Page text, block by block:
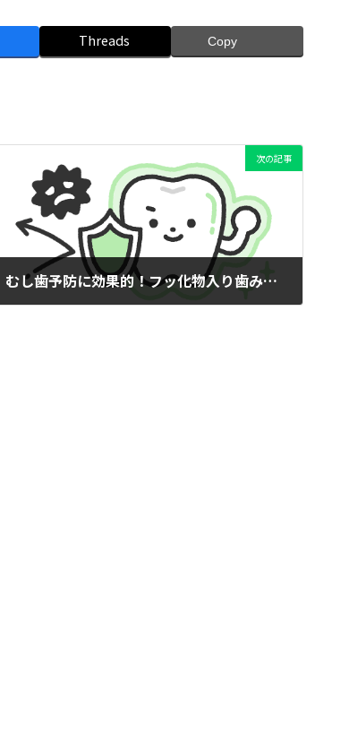
Threads Copy
次の記事
むし歯予防に効果的！フッ化物入り歯みがきの適量と開始時期